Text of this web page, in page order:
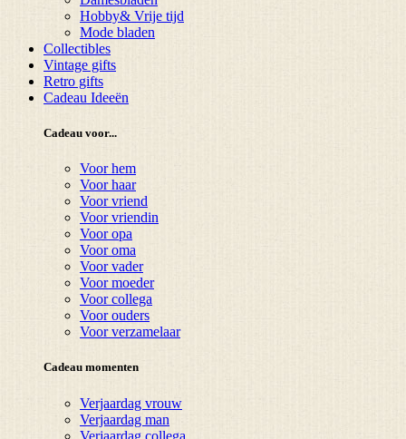
Hobby& Vrije tijd
Mode bladen
Collectibles
Vintage gifts
Retro gifts
Cadeau Ideeën
Cadeau voor...
Voor hem
Voor haar
Voor vriend
Voor vriendin
Voor opa
Voor oma
Voor vader
Voor moeder
Voor collega
Voor ouders
Voor verzamelaar
Cadeau momenten
Verjaardag vrouw
Verjaardag man
Verjaardag collega